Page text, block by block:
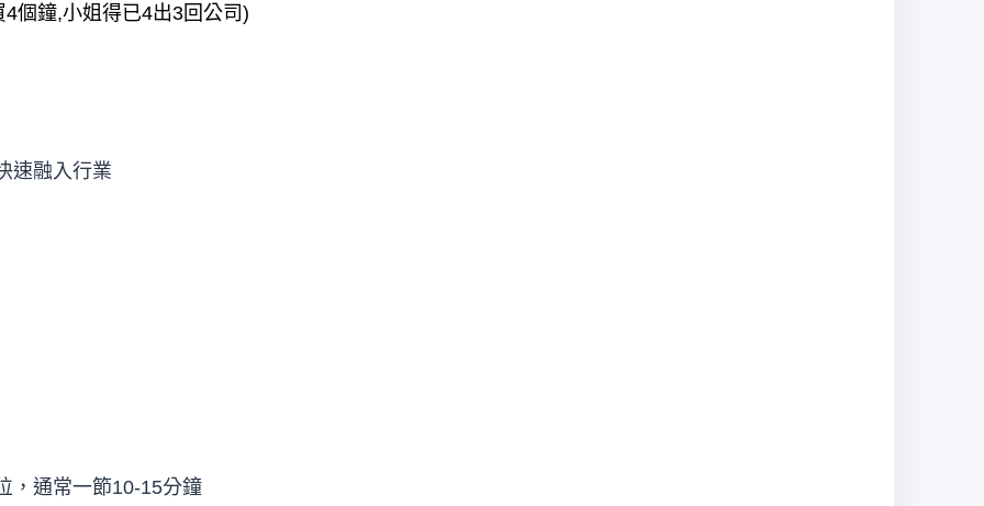
個鐘,小姐得已4出3回公司)
速融入行業
，通常一節10-15分鐘